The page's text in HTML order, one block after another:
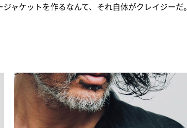
ャケットを作るなんて、それ自体がクレイジーだ。